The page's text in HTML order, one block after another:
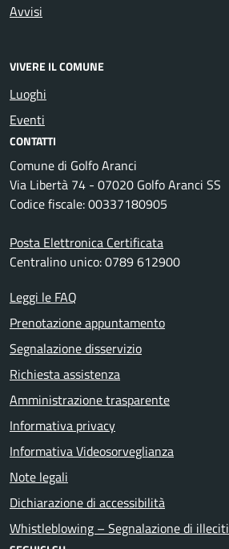
Avvisi
VIVERE IL COMUNE
Luoghi
Eventi
CONTATTI
Comune di Golfo Aranci
Via Libertà 74 - 07020 Golfo Aranci SS
Codice fiscale: 00337180905
Posta Elettronica Certificata
Centralino unico: 0789 612900
Leggi le FAQ
Prenotazione appuntamento
Segnalazione disservizio
Richiesta assistenza
Amministrazione trasparente
Informativa privacy
Informativa Videosorveglianza
Note legali
Dichiarazione di accessibilità
Whistleblowing – Segnalazione di illeciti